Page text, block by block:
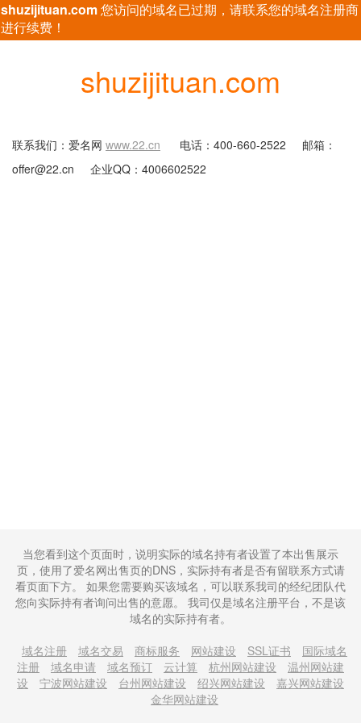
shuzijituan.com您访问的域名已过期，请联系您的域名注册商
进行续费！
shuzijituan.com
联系我们：爱名网 www.22.cn 电话：400-660-2522
邮箱：
offer@22.cn
企业QQ：4006602522
当您看到这个页面时，说明实际的域名持有者设置了本出售展示
页，使用了爱名网出售页的DNS，实际持有者是否有留联系方式请
看页面下方。 如果您需要购买该域名，可以联系我司的经纪团队代
您向实际持有者询问出售的意愿。 我司仅是域名注册平台，不是该
域名的实际持有者。
域名注册
域名交易 商标服务 网站建设 SSL证书
国际域名
注册
域名申请 域名预订 云计算 杭州网站建设
温州网站建
设
宁波网站建设 台州网站建设 绍兴网站建设
嘉兴网站建设
金华网站建设